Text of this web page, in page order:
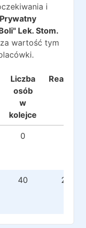
i
Prywatny
Lek. Stom.
wartość tym
Liczba
osób
w
kolejce
0
40 283